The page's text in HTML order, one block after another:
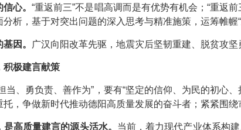
信心。“重返前三”不是唱高调而是有优势有机会；“重返
析，基于对突出问题的深入思考与精准施策，运筹帷幄“
因。 广汉向阳改革先驱，地震灾后坚韧重建、脱贫攻
积极建言献策
当、勇负责、善作为”，要有“坚定的信仰、为民的初心
，争做新时代推动德阳高质量发展的奋斗者；紧紧围
高质量建言的源头活水。 当前，着力现代产业体系构